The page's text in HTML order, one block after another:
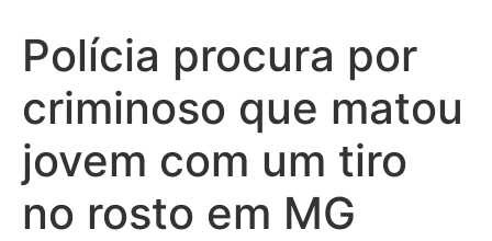
Polícia procura por
criminoso que matou
jovem com um tiro
no rosto em MG